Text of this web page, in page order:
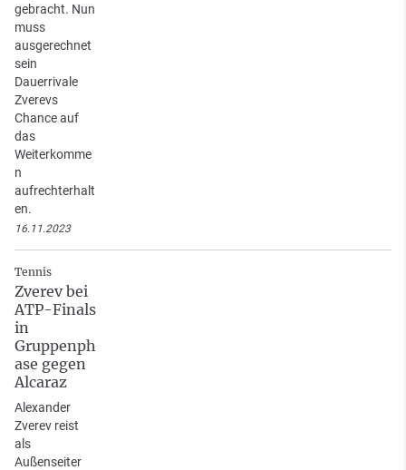
gebracht. Nun
muss
ausgerechnet
sein
Dauerrivale
Zverevs
Chance auf
das
Weiterkomme
n
aufrechterhalt
en.
16.11.2023
Tennis
Zverev bei
ATP-Finals
in
Gruppenph
ase gegen
Alcaraz
Alexander
Zverev reist
als
Außenseiter